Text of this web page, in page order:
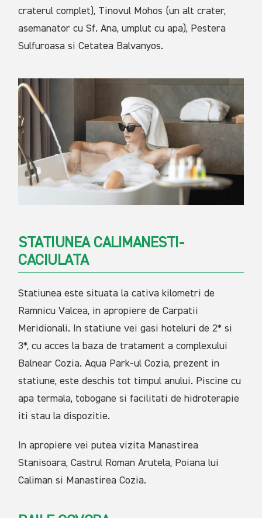
craterul complet), Tinovul Mohos (un alt crater,
asemanator cu Sf. Ana, umplut cu apa), Pestera
Sulfuroasa si Cetatea Balvanyos.
STATIUNEA CALIMANESTI-
CACIULATA
Statiunea este situata la cativa kilometri de
Ramnicu Valcea, in apropiere de Carpatii
Meridionali. In statiune vei gasi hoteluri de 2* si
3*, cu acces la baza de tratament a complexului
Balnear Cozia. Aqua Park-ul Cozia, prezent in
statiune, este deschis tot timpul anului. Piscine cu
apa termala, tobogane si facilitati de hidroterapie
iti stau la dispozitie.
In apropiere vei putea vizita Manastirea
Stanisoara, Castrul Roman Arutela, Poiana lui
Caliman si Manastirea Cozia.